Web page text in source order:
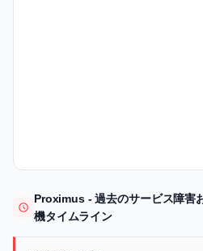
Proximus - 過去のサービス障害
機タイムライン